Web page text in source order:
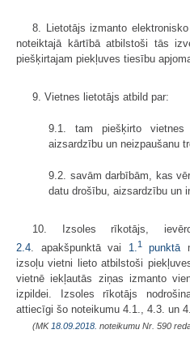
8. Lietotājs izmanto
noteiktajā kārtībā atbilstoši tās
piešķirtajam piekļuves tiesību
9. Vietnes lietotājs atbild par:
9.1. tam piešķirto vietnes
aizsardzību un neizpaušanu
9.2. savām darbībām, kas
datu drošību, aizsardzību un
10. Izsoles rīkotājs,
2.4. apakšpunktā vai 1.1 punktā
izsoļu vietni lieto atbilstoši
vietnē iekļautās ziņas izmanto
izpildei. Izsoles rīkotājs
attiecīgi šo noteikumu 4.1., 4.3. un
(MK 18.09.2018. noteikumu Nr. 590